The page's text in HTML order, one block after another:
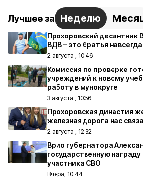
Лучшее за Неделю
Прохоровский десантник
ВДВ – это братья навсегда
2 августа , 10:46
Комиссия по проверке
учреждений к новому
работу в мунокруге
3 августа , 10:56
Прохоровская династия
железная дорога нас
2 августа , 12:32
Врио губернатора
государственную
участника СВО
Вчера, 10:44